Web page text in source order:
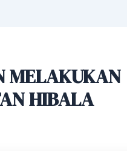
MELAKUKAN
HIBALA